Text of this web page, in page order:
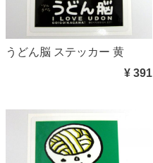
うどん脳 ステッカー 黄
¥ 391